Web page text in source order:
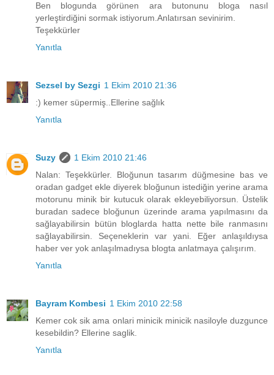
Ben blogunda görünen ara butonunu bloga nasıl
yerleştirdiğini sormak istiyorum.Anlatırsan sevinirim.
Teşekkürler
Yanıtla
Sezsel by Sezgi 1 Ekim 2010 21:36
:) kemer süpermiş..Ellerine sağlık
Yanıtla
Suzy
1 Ekim 2010 21:46
Nalan: Teşekkürler. Bloğunun tasarım düğmesine bas ve
oradan gadget ekle diyerek bloğunun istediğin yerine arama
motorunu minik bir kutucuk olarak ekleyebiliyorsun. Üstelik
buradan sadece bloğunun üzerinde arama yapılmasını da
sağlayabilirsin bütün bloglarda hatta nette bile ranmasını
sağlayabilirsin. Seçeneklerin var yani. Eğer anlaşıldıysa
haber ver yok anlaşılmadıysa blogta anlatmaya çalışırım.
Yanıtla
Bayram Kombesi 1 Ekim 2010 22:58
Kemer cok sik ama onlari minicik minicik nasiloyle duzgunce
kesebildin? Ellerine saglik.
Yanıtla